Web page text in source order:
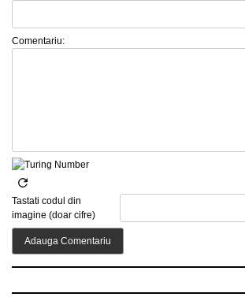
Comentariu:
Tastati codul din
imagine (doar cifre)